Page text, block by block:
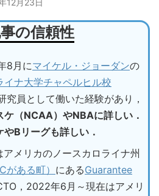
12月23日
の信頼性
8月にマイケル・ジョーダンの
イナ大学チャペルヒル校
究員として働いた経験があり，
ケ（NCAA）やNBAに詳しい．
やBリーグも詳しい．
メリカのノースカロライナ州
ある町） にあるGuarantee
，2022年6月～現在はアメリ